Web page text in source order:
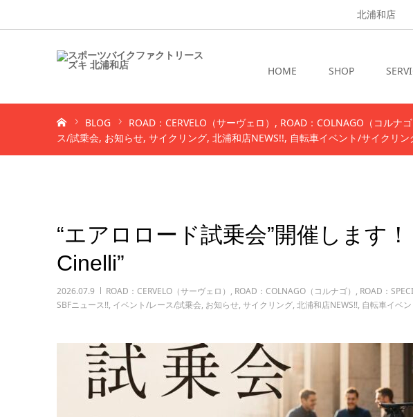
北浦和店
HOME SHOP
BLOG ROAD：CERVELO（サーヴェロ） ROAD：COLNAGO（コルナゴ
ス/試乗会 お知らせ サイクリング 北浦和店NEWS!! 自転車イベント/サイクリン
“エアロロード試乗会”開催します
Cinelli”
2026.07.9 ROAD：CERVELO（サーヴェロ） , ROAD：COLNAGO（コルナゴ） , ROAD：
SBFニュース!!, イベント/レース/試乗会, お知らせ, サイクリング, 北浦和店NEWS!!, 自転車イベ